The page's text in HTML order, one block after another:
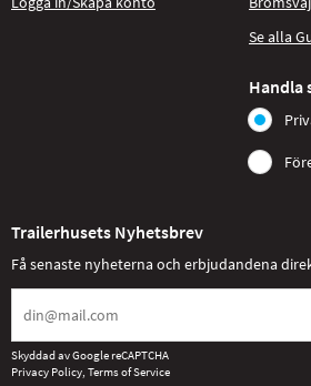
Se alla
Handla
Trailerhusets Nyhetsbrev
Få senaste nyheterna och erbjudandena
Skyddad av Google reCAPTCHA
Privacy Policy, Terms of Service